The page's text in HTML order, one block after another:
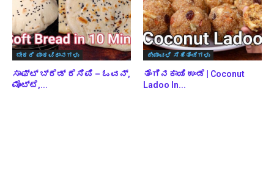
ಬೇಕರಿ ಪಾಕವಿಧಾನಗಳು
ಸಾಫ್ಟ್ ಬ್ರೆಡ್ ರೆಸಿಪಿ – ಓವನ್,
ಮೊಟ್ಟೆ,...
ದೀಪಾವಳಿ ಸಿಹಿತಿಂಡಿಗಳು
ತೆಂಗಿನಕಾಯಿ ಉಂಡೆ | Coconut
Ladoo In...